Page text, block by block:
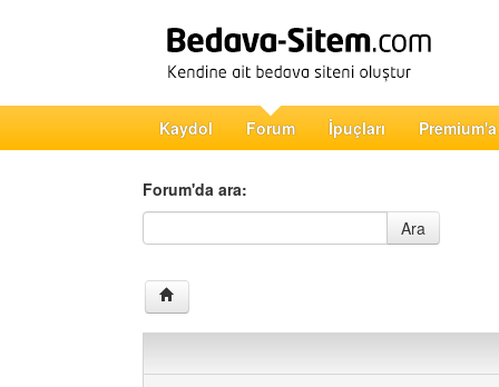
Kaydol Forum İpuçları
Forum'da ara:
Forum'da ara
Ara